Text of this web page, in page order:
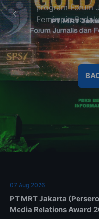
program Forum
Pemimpin
pers isu Blok M
07 Aug 2026
PT MRT Jakarta
Media Relations Award